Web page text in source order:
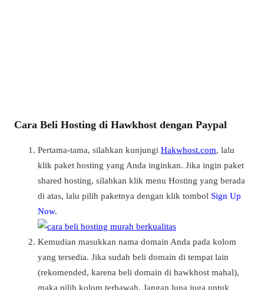
Cara Beli Hosting di Hawkhost dengan Paypal
Pertama-tama, silahkan kunjungi Hakwhost.com, lalu
klik paket hosting yang Anda inginkan. Jika ingin paket
shared hosting, silahkan klik menu Hosting yang berada
di atas, lalu pilih paketnya dengan klik tombol Sign Up
Now.
Kemudian masukkan nama domain Anda pada kolom
yang tersedia. Jika sudah beli domain di tempat lain
(rekomended, karena beli domain di hawkhost mahal),
maka pilih kolom terbawah. Jangan lupa juga untuk